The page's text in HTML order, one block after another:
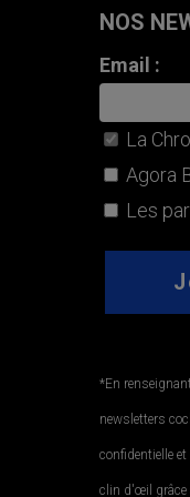
NOS
Email :
La
Agora
Les
*En
newsletters
confidentielle
clin d'œil grâce